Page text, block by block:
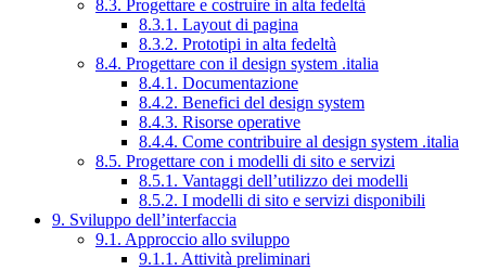
8.3. Progettare e costruire in alta fedeltà
8.3.1. Layout di pagina
8.3.2. Prototipi in alta fedeltà
8.4. Progettare con il design system .italia
8.4.1. Documentazione
8.4.2. Benefici del design system
8.4.3. Risorse operative
8.4.4. Come contribuire al design system .italia
8.5. Progettare con i modelli di sito e servizi
8.5.1. Vantaggi dell’utilizzo dei modelli
8.5.2. I modelli di sito e servizi disponibili
9. Sviluppo dell’interfaccia
9.1. Approccio allo sviluppo
9.1.1. Attività preliminari